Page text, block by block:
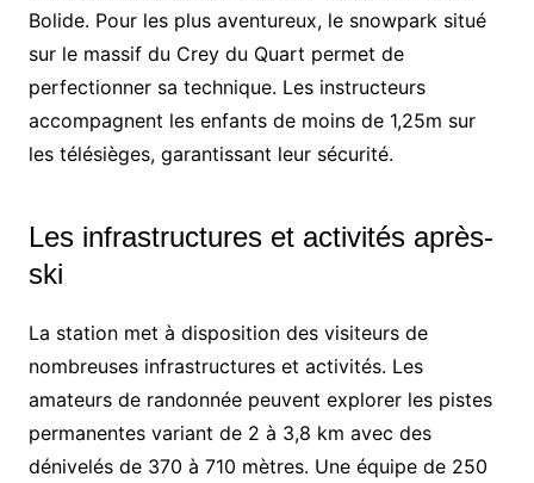
Bolide. Pour les plus aventureux, le snowpark situé
sur le massif du Crey du Quart permet de
perfectionner sa technique. Les instructeurs
accompagnent les enfants de moins de 1,25m sur
les télésièges, garantissant leur sécurité.
Les infrastructures et activités après-
ski
La station met à disposition des visiteurs de
nombreuses infrastructures et activités. Les
amateurs de randonnée peuvent explorer les pistes
permanentes variant de 2 à 3,8 km avec des
dénivelés de 370 à 710 mètres. Une équipe de 250